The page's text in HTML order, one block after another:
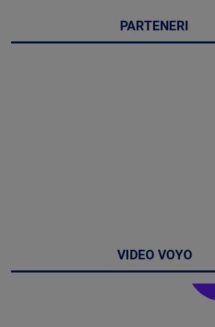
PARTENERI
VIDEO VOYO